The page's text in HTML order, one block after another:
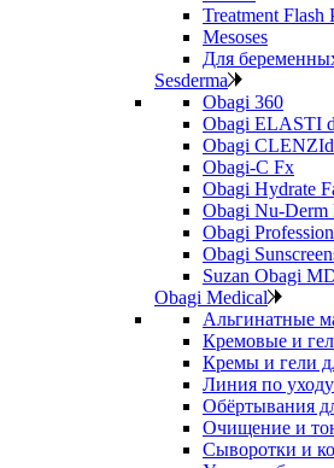
Treatment Flash
Mesoses
Для
Sesderma
Obagi 360
Obagi ELASTI
Obagi
Obagi-C Fx
Obagi Hydrate
Obagi Nu-Derm
Obagi
Obagi
Suzan Obagi
Obagi Medical
Альгинатные
Кремовые и
Кремы и гели
Линия по
Обёртывания
Очищение и
Сыворотки и